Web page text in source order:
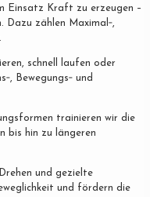
Einsatz Kraft zu erzeugen –
Dazu zählen Maximal‐,
schnell laufen oder
Bewegungs‐ und
trainieren wir die
bis hin zu längeren
und gezielte
und fördern die